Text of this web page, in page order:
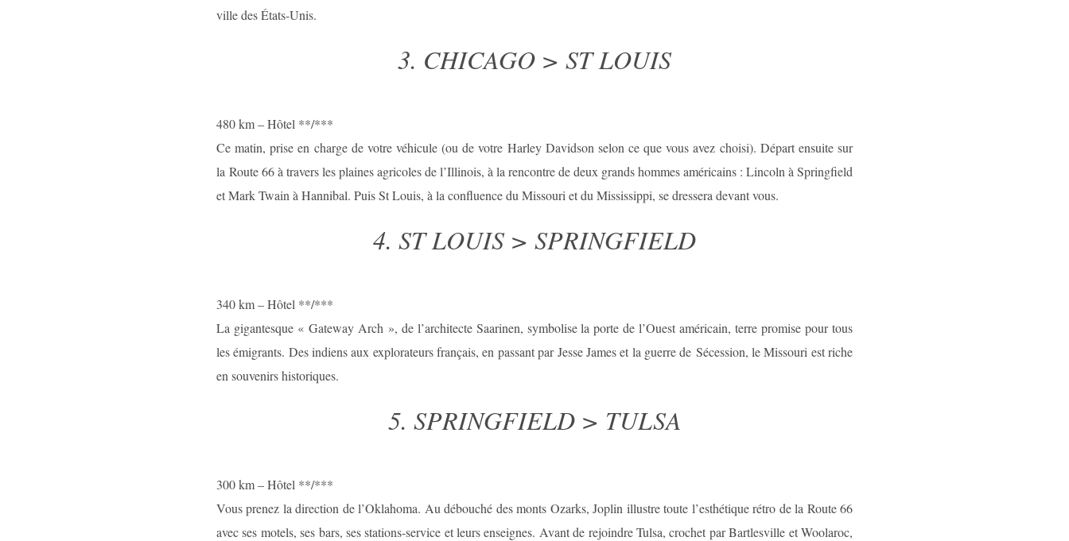
ville des États-Unis.
3. CHICAGO > ST LOUIS
480 km – Hôtel **/***
Ce matin, prise en charge de votre véhicule (ou de votre Harley Davidson selon ce que vous avez choisi). Départ ensuite sur
la Route 66 à travers les plaines agricoles de l’Illinois, à la rencontre de deux grands hommes américains : Lincoln à Springfield
et Mark Twain à Hannibal. Puis St Louis, à la confluence du Missouri et du Mississippi, se dressera devant vous.
4. ST LOUIS > SPRINGFIELD
340 km – Hôtel **/***
La gigantesque « Gateway Arch », de l’architecte Saarinen, symbolise la porte de l’Ouest américain, terre promise pour tous
les émigrants. Des indiens aux explorateurs français, en passant par Jesse James et la guerre de Sécession, le Missouri est riche
en souvenirs historiques.
5. SPRINGFIELD > TULSA
300 km – Hôtel **/***
Vous prenez la direction de l’Oklahoma. Au débouché des monts Ozarks, Joplin illustre toute l’esthétique rétro de la Route 66
avec ses motels, ses bars, ses stations-service et leurs enseignes. Avant de rejoindre Tulsa, crochet par Bartlesville et Woolaroc,